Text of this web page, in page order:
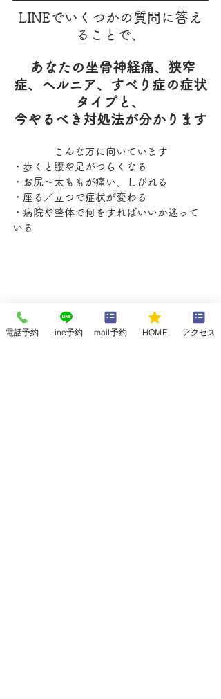
LINEでいくつかの質問に答え
ることで、
あなたの坐骨神経痛、狭窄
症、ヘルニア、すべり症の症状
タイプと、
今やるべき対処法が分かります
こんな方に向いています
・歩くと腰や足がつらくなる
・お尻〜太ももが痛い、しびれる
・座る／立つで症状が変わる
・病院や整体で何をすればいいか迷って
いる
電話予約 Line予約 mail予約 HOME アクセス